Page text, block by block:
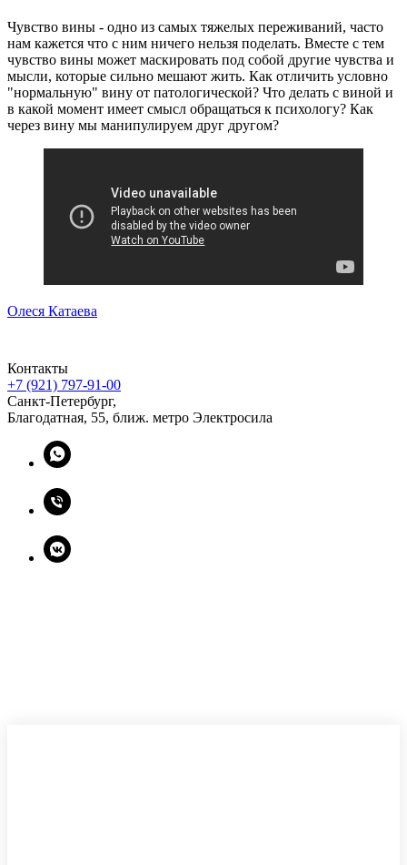
Чувство вины - одно из самых тяжелых переживаний, часто
нам кажется что с ним ничего нельзя поделать. Вместе с тем
чувство вины может маскировать под собой другие чувства и
мысли, которые сильно мешают жить. Как отличить условно
"нормальную" вину от патологической? Что делать с виной и
в какой момент имеет смысл обращаться к психологу? Как
через вину мы манипулируем друг другом?
Олеся Катаева
Контакты
+7 (921) 797-91-00
Санкт-Петербург,
Благодатная, 55, ближ. метро Электросила